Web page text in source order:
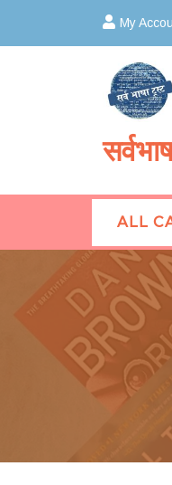
My
ALL